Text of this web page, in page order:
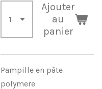
Ajouter
au
panier
Pampille en pâte
polymere